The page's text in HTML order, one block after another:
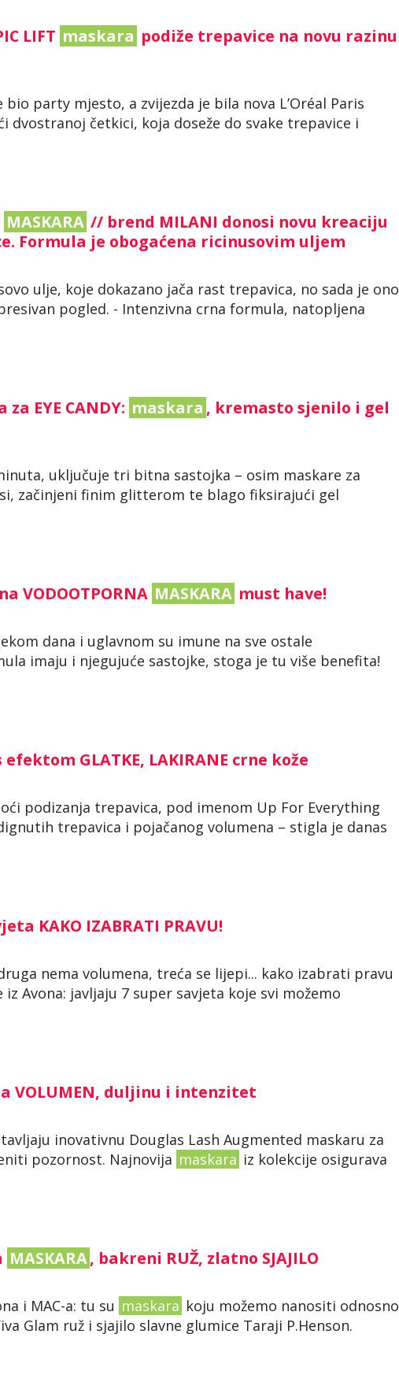
LIFT maskara podiže trepavice na novu razinu
party mjesto, a zvijezda je bila nova L’Oréal Paris
dvostranoj četkici, koja doseže do svake trepavice i
MASKARA // brend MILANI donosi novu kreaciju
Formula je obogaćena ricinusovim uljem
ulje, koje dokazano jača rast trepavica, no sada je ono
pogled. - Intenzivna crna formula, natopljena
EYE CANDY: maskara , kremasto sjenilo i gel
uključuje tri bitna sastojka – osim maskare za
začinjeni finim glitterom te blago fiksirajući gel
VODOOTPORNA MASKARA must have!
dana i uglavnom su imune na sve ostale
imaju i njegujuće sastojke, stoga je tu više benefita!
efektom GLATKE, LAKIRANE crne kože
podizanja trepavica, pod imenom Up For Everything
trepavica i pojačanog volumena – stigla je danas
KAKO IZABRATI PRAVU!
nema volumena, treća se lijepi... kako izabrati pravu
Avona: javljaju 7 super savjeta koje svi možemo
VOLUMEN, duljinu i intenzitet
inovativnu Douglas Lash Augmented maskaru za
pozornost. Najnovija maskara iz kolekcije osigurava
MASKARA, bakreni RUŽ, zlatno SJAJILO
i MAC-a: tu su maskara koju možemo nanositi odnosno
Glam ruž i sjajilo slavne glumice Taraji P.Henson.